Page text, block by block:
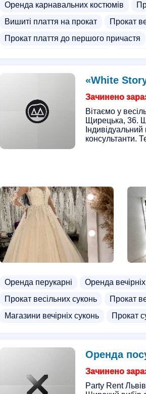
Оренда карнавальних костюмів
Вишиті плаття на прокат
Прокат
Прокат плаття до першого причастя
Прокат новорічних костюмів
Прокат українських костюмів
Одяг на прокат
Перуки на прокат
Ангел костюми на
«White
Зачинено
Вітаємо у
Щирецька, 36.
консультанти.
Оренда перукарні Оренда
Прокат весільних суконь
Прокат
Магазини вечірніх суконь
Прокат
Оренда
Зачинено
Party Rent